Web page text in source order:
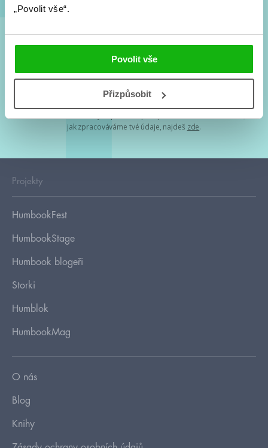
„Povolit vše“.
Povolit vše
Přizpůsobit
Souhlasím spodmínkami zpracování osobních údajů
Tvá e-mailová adresa je u nás v bezpečí. Přečti si
jak zpracováváme tvé údaje, najdeš zde.
Projekty
HumbookFest
HumbookStage
Humbook blogeři
Storki
Humblok
HumbookMag
O nás
Blog
Knihy